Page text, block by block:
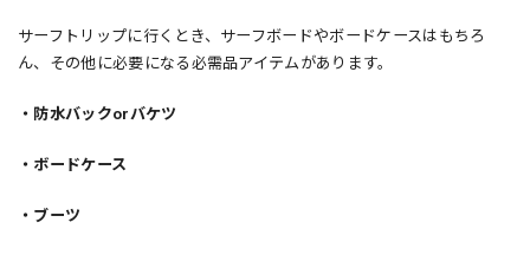
サーフトリップに行くとき、サーフボードやボードケースはもちろ
ん、その他に必要になる必需品アイテムがあります。
・防水バックorバケツ
・ボードケース
・ブーツ